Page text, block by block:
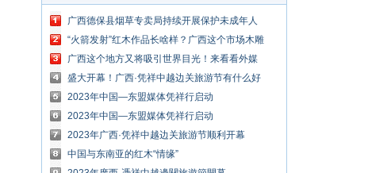
广西德保县烟草专卖局持续开展保护未成年人
免受烟侵害活动
“火箭发射”红木作品长啥样？广西这个市场木雕
绝技值得看看！
广西这个地方又将吸引世界目光！来看看外媒
都说了啥→
盛大开幕！广西·凭祥中越边关旅游节有什么好
玩的？
2023年中国—东盟媒体凭祥行启动
2023年中国—东盟媒体凭祥行启动
2023年广西·凭祥中越边关旅游节顺利开幕
中国与东南亚的红木“情缘”